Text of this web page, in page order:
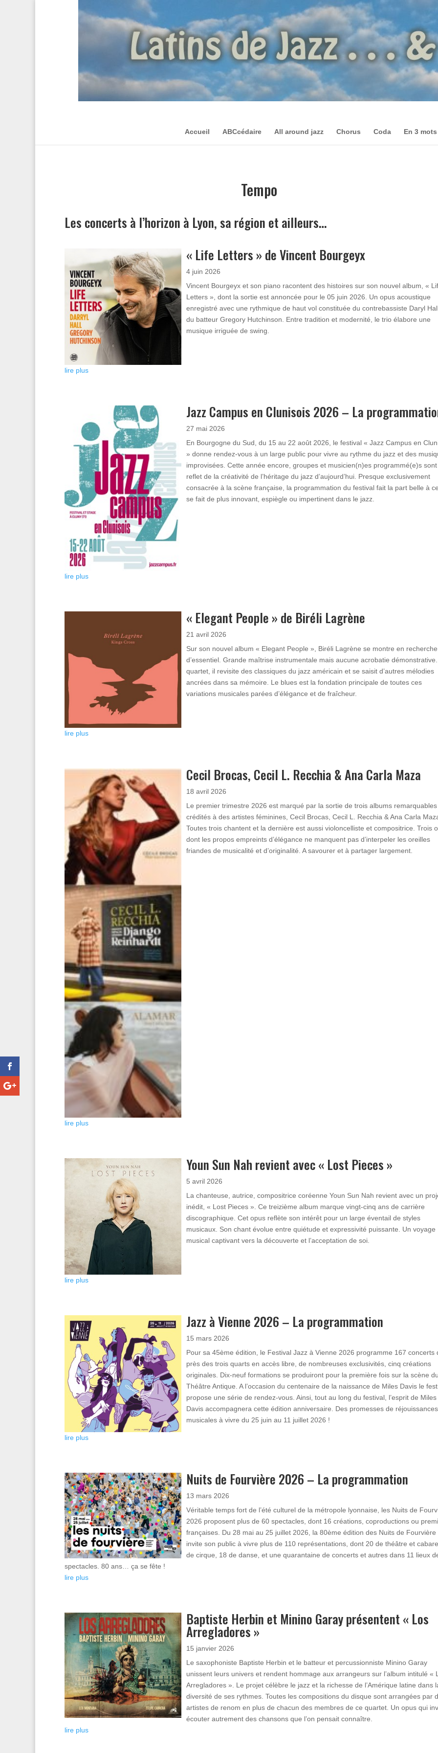
Accueil ABCcédaire All around jazz Chorus Coda En 3 mots
Tempo
Les concerts à l’horizon à Lyon, sa région et ailleurs…
« Life Letters » de Vincent Bourgeyx
4 juin 2026
Vincent Bourgeyx et son piano racontent des histoires sur son nouvel album, «
Letters », dont la sortie est annoncée pour le 05 juin 2026. Un opus acoustique
enregistré avec une rythmique de haut vol constituée du contrebassiste Daryl
du batteur Gregory Hutchinson. Entre tradition et modernité, le trio élabore une
musique irriguée de swing.
lire plus
Jazz Campus en Clunisois 2026 – La
27 mai 2026
En Bourgogne du Sud, du 15 au 22 août 2026, le festival « Jazz Campus en
» donne rendez-vous à un large public pour vivre au rythme du jazz et des
improvisées. Cette année encore, groupes et musicien(n)es programmé(e)s sont
reflet de la créativité de l’héritage du jazz d’aujourd’hui. Presque exclusivement
consacrée à la scène française, la programmation du festival fait la part belle à
se fait de plus innovant, espiègle ou impertinent dans le jazz.
lire plus
« Elegant People » de Biréli Lagrène
21 avril 2026
Sur son nouvel album « Elegant People », Biréli Lagrène se montre en recherche
d’essentiel. Grande maîtrise instrumentale mais aucune acrobatie
quartet, il revisite des classiques du jazz américain et se saisit d’autres mélodies
ancrées dans sa mémoire. Le blues est la fondation principale de toutes ces
variations musicales parées d’élégance et de fraîcheur.
lire plus
Cecil Brocas, Cecil L. Recchia & Ana Carla Maza
18 avril 2026
Le premier trimestre 2026 est marqué par la sortie de trois albums remarquables
crédités à des artistes féminines, Cecil Brocas, Cecil L. Recchia & Ana Carla
Toutes trois chantent et la dernière est aussi violoncelliste et compositrice. Trois
dont les propos empreints d’élégance ne manquent pas d’interpeler les oreilles
friandes de musicalité et d’originalité. A savourer et à partager largement.
lire plus
Youn Sun Nah revient avec « Lost Pieces »
5 avril 2026
La chanteuse, autrice, compositrice coréenne Youn Sun Nah revient avec un
inédit, « Lost Pieces ». Ce treizième album marque vingt-cinq ans de carrière
discographique. Cet opus reflète son intérêt pour un large éventail de styles
musicaux. Son chant évolue entre quiétude et expressivité puissante. Un voyage
musical captivant vers la découverte et l’acceptation de soi.
lire plus
Jazz à Vienne 2026 – La programmation
15 mars 2026
Pour sa 45ème édition, le Festival Jazz à Vienne 2026 programme 167 concerts
près des trois quarts en accès libre, de nombreuses exclusivités, cinq créations
originales. Dix-neuf formations se produiront pour la première fois sur la scène
Théâtre Antique. A l’occasion du centenaire de la naissance de Miles Davis le
propose une série de rendez-vous. Ainsi, tout au long du festival, l’esprit de Miles
Davis accompagnera cette édition anniversaire. Des promesses de réjouissances
musicales à vivre du 25 juin au 11 juillet 2026 !
lire plus
Nuits de Fourvière 2026 – La programmation
13 mars 2026
Véritable temps fort de l’été culturel de la métropole lyonnaise, les Nuits de
2026 proposent plus de 60 spectacles, dont 16 créations, coproductions ou
françaises. Du 28 mai au 25 juillet 2026, la 80ème édition des Nuits de Fourvière
invite son public à vivre plus de 110 représentations, dont 20 de théâtre et
de cirque, 18 de danse, et une quarantaine de concerts et autres dans 11 lieux
spectacles. 80 ans… ça se fête !
lire plus
Baptiste Herbin et Minino Garay présentent « Los
Arregladores »
15 janvier 2026
Le saxophoniste Baptiste Herbin et le batteur et percussionniste Minino Garay
unissent leurs univers et rendent hommage aux arrangeurs sur l’album intitulé «
Arregladores ». Le projet célèbre le jazz et la richesse de l’Amérique latine dans
diversité de ses rythmes. Toutes les compositions du disque sont arrangées par
artistes de renom en plus de chacun des membres de ce quartet. Un opus qui
écouter autrement des chansons que l’on pensait connaître.
lire plus